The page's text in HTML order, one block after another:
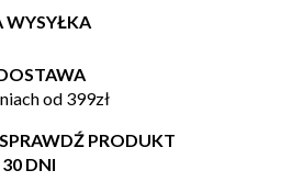
WYSYŁKA
od 399zł
PRODUKT
DNI